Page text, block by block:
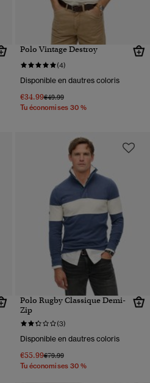
Polo Vintage Destroy
(4)
Disponible en dautres coloris
€34.99Prix réduit de
€49.99à
Tu économises 30 %
Polo Rugby Classique Demi-
Zip
(3)
Disponible en dautres coloris
€55.99Prix réduit de
€79.99à
Tu économises 30 %